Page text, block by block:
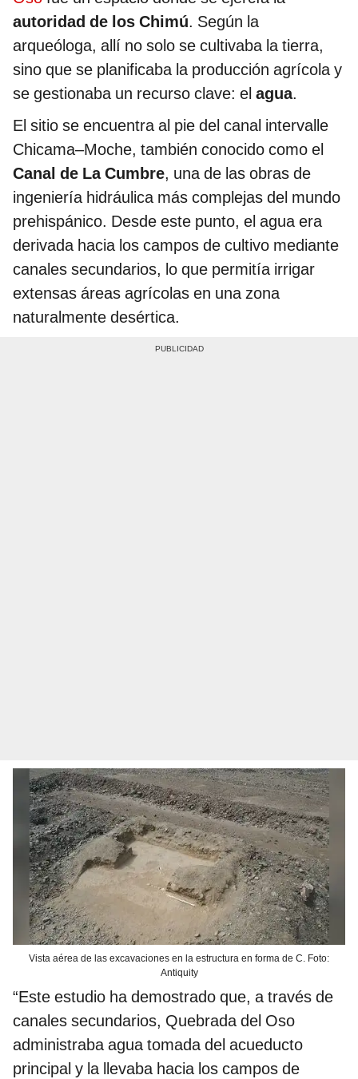
autoridad de los Chimú. Según la
arqueóloga, allí no solo se cultivaba la tierra,
sino que se planificaba la producción agrícola y
se gestionaba un recurso clave: el agua.
El sitio se encuentra al pie del canal intervalle
Chicama–Moche, también conocido como el
Canal de La Cumbre, una de las obras de
ingeniería hidráulica más complejas del mundo
prehispánico. Desde este punto, el agua era
derivada hacia los campos de cultivo mediante
canales secundarios, lo que permitía irrigar
extensas áreas agrícolas en una zona
naturalmente desértica.
Vista aérea de las excavaciones en la estructura en forma de C. Foto:
Antiquity
“Este estudio ha demostrado que, a través de
canales secundarios, Quebrada del Oso
administraba agua tomada del acueducto
principal y la llevaba hacia los campos de